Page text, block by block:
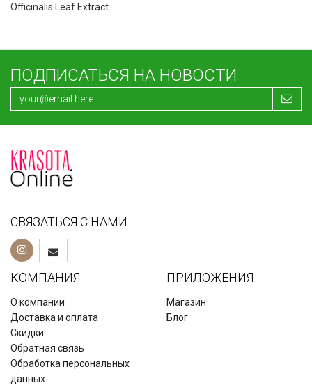
Officinalis Leaf Extract.
ПОДПИСАТЬСЯ НА НОВОСТИ
СВЯЗАТЬСЯ С НАМИ
КОМПАНИЯ
О компании
Доставка и оплата
Скидки
Обратная связь
Обработка персональных
данных
ПРИЛОЖЕНИЯ
Магазин
Блог